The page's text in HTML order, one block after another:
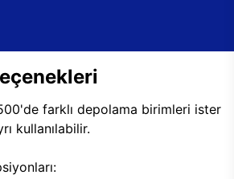
farklı depolama birimleri ister
kullanılabilir.